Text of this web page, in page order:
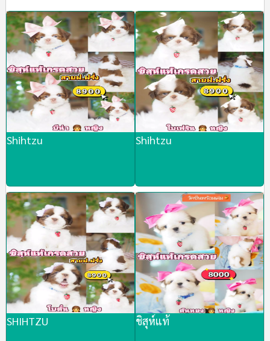
Shihtzu Shihtzu
SHIHTZU ชิสุห์แท้